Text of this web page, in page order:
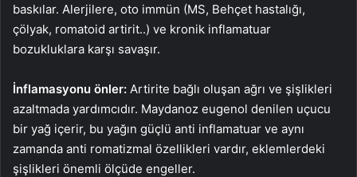
baskılar. Alerjilere, oto immün (MS, Behçet hastalığı,
çölyak, romatoid artirit..) ve kronik inflamatuar
bozukluklara karşı savaşır.
İnflamasyonu önler: Artirite bağlı oluşan ağrı ve şişlikleri
azaltmada yardımcıdır. Maydanoz eugenol denilen uçucu
bir yağ içerir, bu yağın güçlü anti inflamatuar ve aynı
zamanda anti romatizmal özellikleri vardır, eklemlerdeki
şişlikleri önemli ölçüde engeller.